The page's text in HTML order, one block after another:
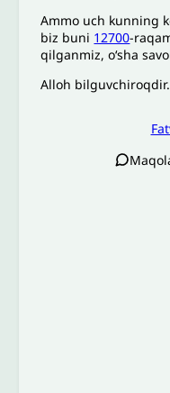
Ammo uch kunning
biz buni 12700-
qilganmiz, oʻsha
Alloh bilguvchiroqdir.